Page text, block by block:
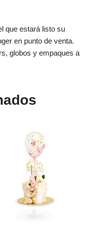
que estará listo su
en punto de venta.
globos y empaques a